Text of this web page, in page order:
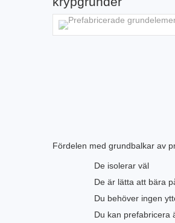
Fördelen med grundbalkar av
De isolerar väl
De är lätta att bära
Du behöver ingen
Du kan prefabricera